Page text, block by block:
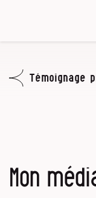
Témoignage
Mon